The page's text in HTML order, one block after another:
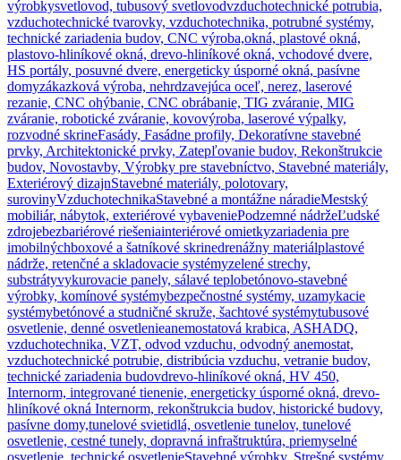
výrobkysvetlovod, tubusový svetlovodvzduchotechnické potrubia,
vzduchotechnické tvarovky, vzduchotechnika, potrubné systémy,
technické zariadenia budov, CNC výroba,okná, plastové okná,
plastovo-hliníkové okná, drevo-hliníkové okná, vchodové dvere,
HS portály, posuvné dvere, energeticky úsporné okná, pasívne
domyzákazková výroba, nehrdzavejúca oceľ, nerez, laserové
rezanie, CNC ohýbanie, CNC obrábanie, TIG zváranie, MIG
zváranie, robotické zváranie, kovovýroba, laserové výpalky,
rozvodné skrineFasády, Fasádne profily, Dekoratívne stavebné
prvky, Architektonické prvky, Zatepľovanie budov, Rekonštrukcie
budov, Novostavby, Výrobky pre stavebníctvo, Stavebné materiály,
Exteriérový dizajnStavebné materiály, polotovary,
surovinyVzduchotechnikaStavebné a montážne náradieMestský
mobiliár, nábytok, exteriérové vybaveniePodzemné nádržeĽudské
zdrojebezbariérové riešeniainteriérové omietkyzariadenia pre
imobilnýchboxové a šatníkové skrinedrenážny materiálplastové
nádrže, retenčné a skladovacie systémyzelené strechy,
substrátyvykurovacie panely, sálavé teplobetónovo-stavebné
výrobky, komínové systémybezpečnostné systémy, uzamykacie
systémybetónové a studničné skruže, šachtové systémytubusové
osvetlenie, denné osvetlenieanemostatová krabica, ASHADQ,
vzduchotechnika, VZT, odvod vzduchu, odvodný anemostat,
vzduchotechnické potrubie, distribúcia vzduchu, vetranie budov,
technické zariadenia budovdrevo-hliníkové okná, HV 450,
Internorm, integrované tienenie, energeticky úsporné okná, drevo-
hliníkové okná Internorm, rekonštrukcia budov, historické budovy,
pasívne domy,tunelové svietidlá, osvetlenie tunelov, tunelové
osvetlenie, cestné tunely, dopravná infraštruktúra, priemyselné